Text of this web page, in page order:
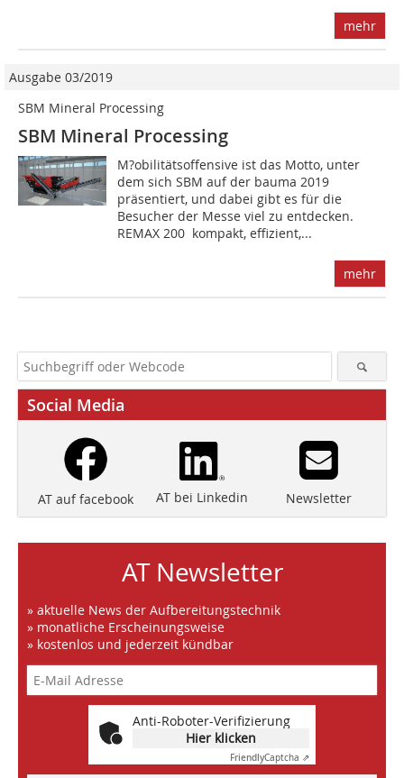
mehr
Ausgabe 03/2019
SBM Mineral Processing
SBM Mineral Processing
M?obilitätsoffensive ist das Motto, unter
dem sich SBM auf der bauma 2019
präsentiert, und dabei gibt es für die
Besucher der Messe viel zu entdecken.
REMAX 200  kompakt, effizient,...
mehr
Social Media
AT auf facebook AT bei Linkedin Newsletter
AT Newsletter
» aktuelle News der Aufbereitungstechnik
» monatliche Erscheinungsweise
» kostenlos und jederzeit kündbar
Anti-Roboter-Verifizierung
Hier klicken
FriendlyCaptcha ⇗